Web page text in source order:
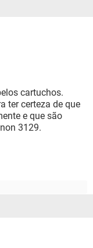
cartuchos.
ter certeza de que
e que são
3129.